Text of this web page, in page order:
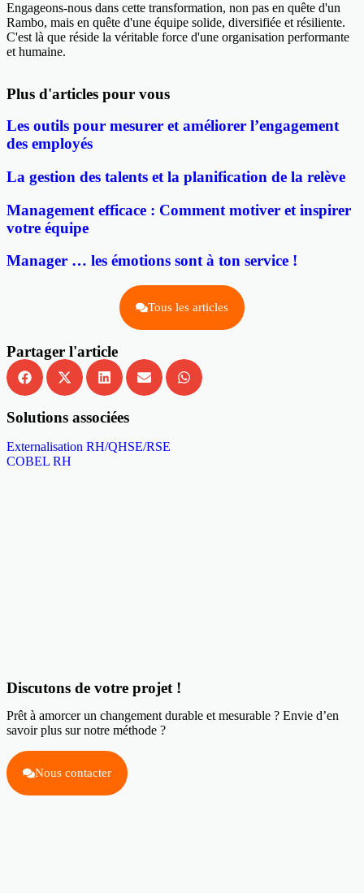
Engageons-nous dans cette transformation, non pas en quête d'un
Rambo, mais en quête d'une équipe solide, diversifiée et résiliente.
C'est là que réside la véritable force d'une organisation performante
et humaine.
Plus d'articles pour vous
Les outils pour mesurer et améliorer l’engagement
des employés
La gestion des talents et la planification de la relève
Management efficace : Comment motiver et inspirer
votre équipe
Manager … les émotions sont à ton service !
Tous les articles
Partager l'article
Solutions associées
Externalisation RH/QHSE/RSE
COBEL RH
Discutons de votre projet !
Prêt à amorcer un changement durable et mesurable ? Envie d’en
savoir plus sur notre méthode ?
Nous contacter